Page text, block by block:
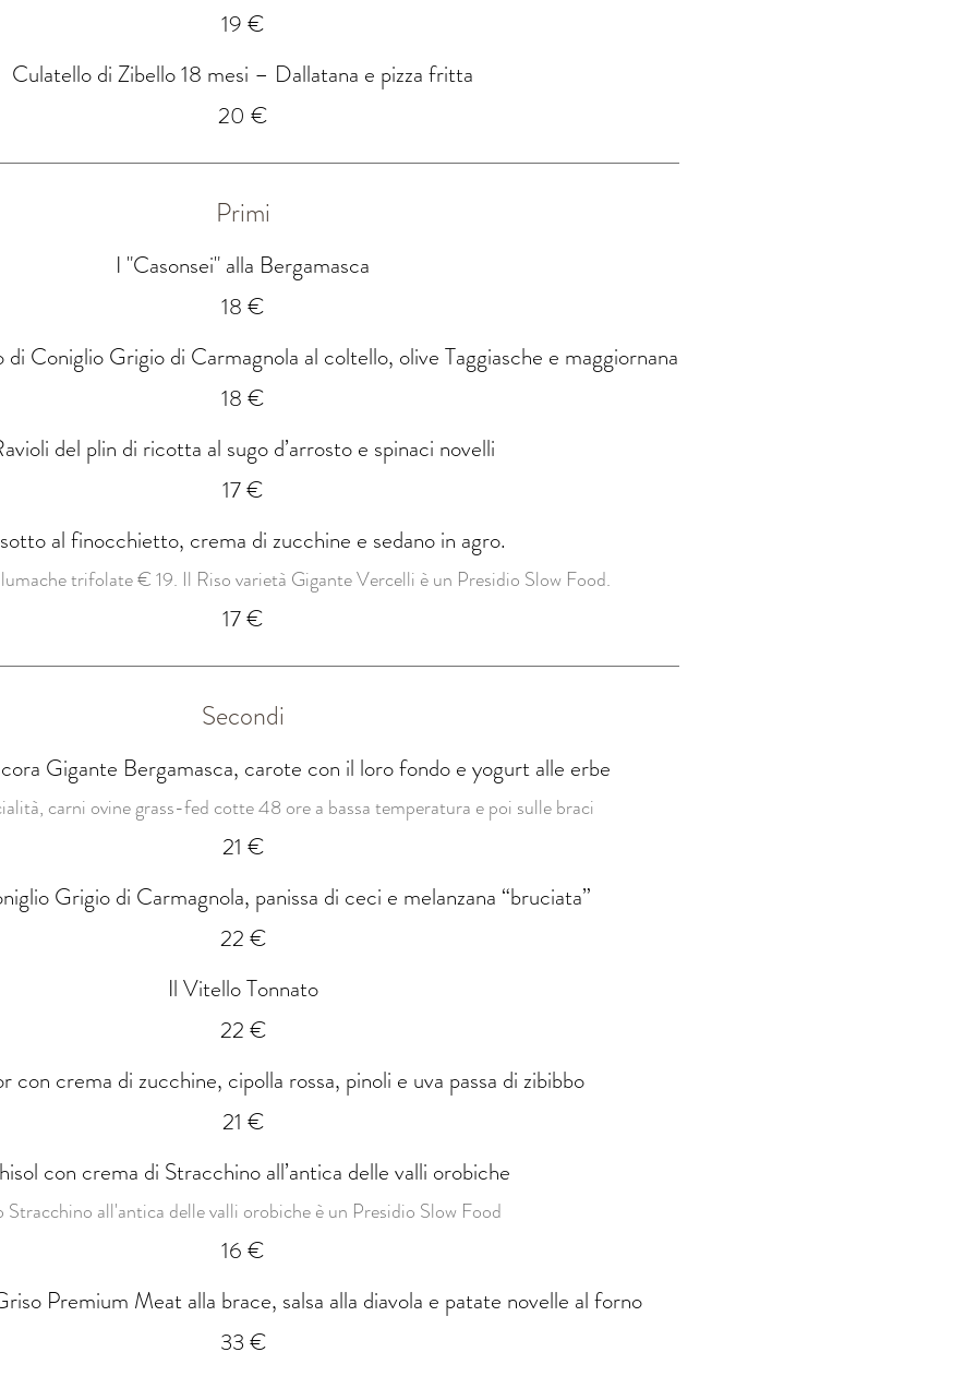
19 €
Culatello di Zibello 18 mesi – Dallatana e pizza fritta
20 €
Primi
I "Casonsei" alla Bergamasca
18 €
di Coniglio Grigio di Carmagnola al coltello, olive Taggiasche e maggiornana
18 €
del plin di ricotta al sugo d’arrosto e spinaci novelli
17 €
al finocchietto, crema di zucchine e sedano in agro.
trifolate € 19. Il Riso varietà Gigante Vercelli è un Presidio Slow Food.
17 €
Secondi
Gigante Bergamasca, carote con il loro fondo e yogurt alle erbe
carni ovine grass-fed cotte 48 ore a bassa temperatura e poi sulle braci
21 €
Grigio di Carmagnola, panissa di ceci e melanzana “bruciata”
22 €
Il Vitello Tonnato
22 €
con crema di zucchine, cipolla rossa, pinoli e uva passa di zibibbo
21 €
con crema di Stracchino all’antica delle valli orobiche
Stracchino all'antica delle valli orobiche è un Presidio Slow Food
16 €
Premium Meat alla brace, salsa alla diavola e patate novelle al forno
33 €